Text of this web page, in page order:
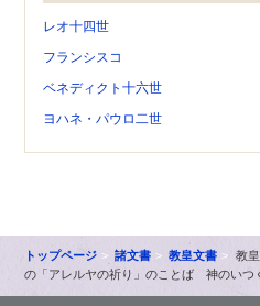
レオ十四世
フランシスコ
ベネディクト十六世
ヨハネ・パウロ二世
トップページ 諸文書 教皇文書
教
の「アレルヤの祈り」のことば 神のいつ